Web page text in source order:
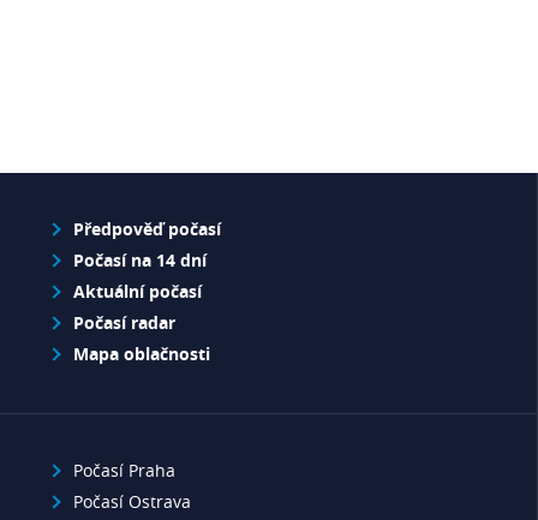
Předpověď počasí
Počasí na 14 dní
Aktuální počasí
Počasí radar
Mapa oblačnosti
Počasí Praha
Počasí Ostrava